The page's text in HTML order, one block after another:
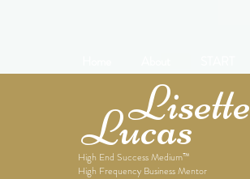
Lisette
Lucas
High End Success Medium™
High Frequency Business Mentor